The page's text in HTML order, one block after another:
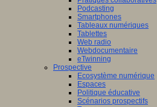
Podcasting
Smartphones
Tableaux numériques
Tablettes
Web radio
Webdocumentaire
eTwinning
Prospective
Ecosystème numérique
Espaces
Politique éducative
Scénarios prospectifs